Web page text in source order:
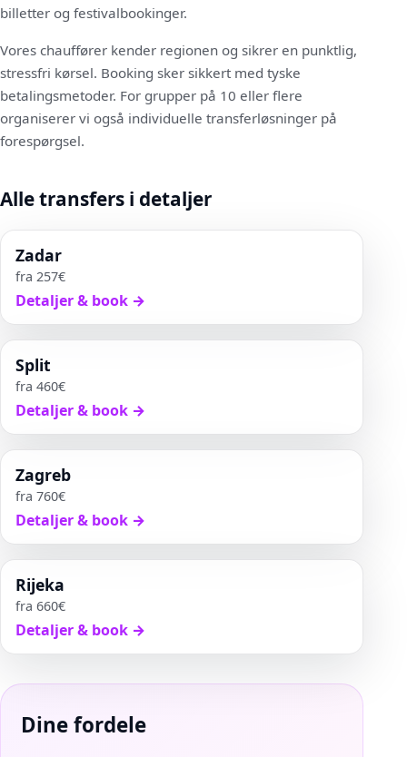
billetter og festivalbookinger.
Vores chauffører kender regionen og sikrer en punktlig,
stressfri kørsel. Booking sker sikkert med tyske
betalingsmetoder. For grupper på 10 eller flere
organiserer vi også individuelle transferløsninger på
forespørgsel.
Alle transfers i detaljer
Zadar
fra 257€
Detaljer & book →
Split
fra 460€
Detaljer & book →
Zagreb
fra 760€
Detaljer & book →
Rijeka
fra 660€
Detaljer & book →
Dine fordele